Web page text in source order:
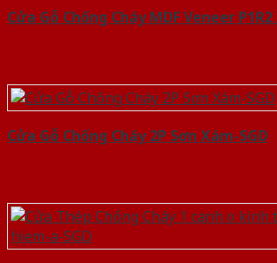
Cửa Gỗ Chống Cháy MDF Veneer
Cửa Gỗ Chống Cháy 2P Sơn Xám-SGD